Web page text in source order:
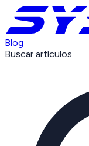
Blog
Buscar artículos